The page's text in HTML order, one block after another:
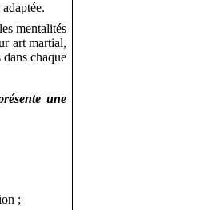
mentalités
art martial,
dans chaque
une
;